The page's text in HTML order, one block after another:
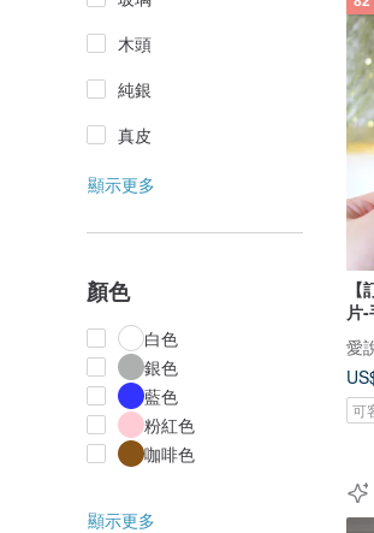
木頭
純銀
真皮
顯示更多
顏色
白色
銀色
藍色
粉紅色
咖啡色
顯示更多
片
愛
可